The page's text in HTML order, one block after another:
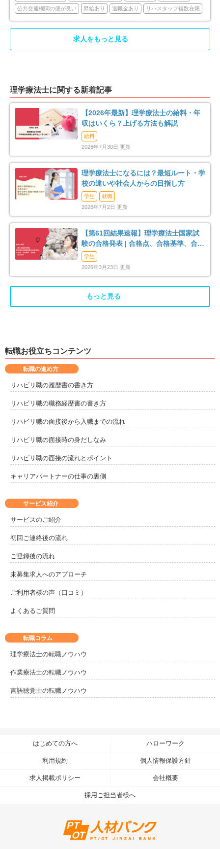
4 印旛郡栄町
山武郡九十九里町 2
長生郡一宮町 1 長生郡睦沢町 2
長生郡長生村 3
長生郡長柄町 2 長生郡長南町 1
夷隅郡大多喜町 3 安房郡鋸南町 1
公共交通機関の便が良い 昇給あり 退職金あり リハスタッフ複数在籍
求人をもっと見る
理学療法士に関する新着記事
【2026年最新】理学療法士の給料・年
収はいくら？上げる方法も解説
給料
2026年7月30日 更新
理学療法士になるには？最短ルート・学
校の違いや社会人からの目指し方
学生
就職
2026年7月2日 更新
【第61回結果速報】理学療法士国家試
験の合格発表 | 合格点、合格基準、合格
率（2026年）
学生
2026年3月23日 更新
もっと見る
転職お役立ちコンテンツ
サービス紹介
サービスのご紹介
初回ご連絡後の流れ
ご登録後の流れ
未募集求人へのアプローチ
ご利用者様の声（口コミ）
よくあるご質問
転職の進め方
リハビリ職の履歴書の書き方
リハビリ職の職務経歴書の書き方
リハビリ職の面接後から入職までの流れ
リハビリ職の面接時の身だしなみ
リハビリ職の面接の流れとポイント
キャリアパートナーの仕事の裏側
転職コラム
理学療法士の転職ノウハウ
作業療法士の転職ノウハウ
言語聴覚士の転職ノウハウ
はじめての方へ ハローワーク
利用規約 個人情報保護方針
求人掲載ポリシー 会社概要
採用ご担当者様へ